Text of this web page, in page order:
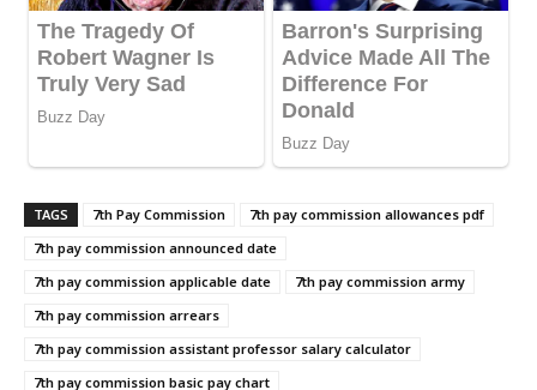
TAGS 7th Pay Commission
7th pay commission allowances pdf
7th pay commission announced date
7th pay commission applicable date
7th pay commission army
7th pay commission arrears
7th pay commission assistant professor salary calculator
7th pay commission basic pay chart